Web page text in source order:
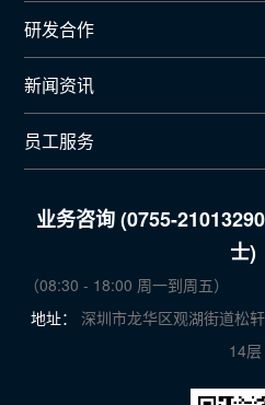
研发合作
新闻资讯
员工服务
业务咨询 (0755-
士)
（08:30 - 18:00 周一到周五）
地址：
深圳市龙华区观湖街道松
14层